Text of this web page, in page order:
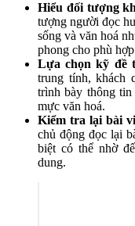
Hiểu đối tượng
tượng người đọc
sống và văn hoá
phong cho phù
Lựa chọn kỹ đề
trung tính, khách
trình bày thông tin
mực văn hoá.
Kiểm tra lại bài
chủ động đọc lại
biệt có thể nhờ
dung.